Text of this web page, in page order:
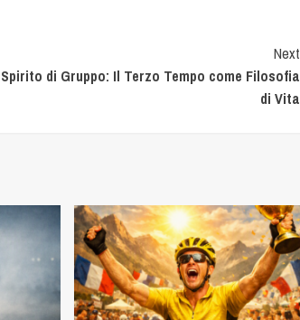
Next
di Gruppo: Il Terzo Tempo come Filosofia
di Vita